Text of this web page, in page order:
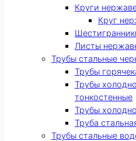
Круги
Круг
Листы
Трубы стальные
Трубы
Трубы
тонкостенные
Трубы
Труба
Трубы стальные